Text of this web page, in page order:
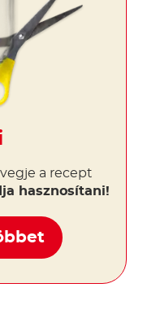
a recept
hasznosítani!